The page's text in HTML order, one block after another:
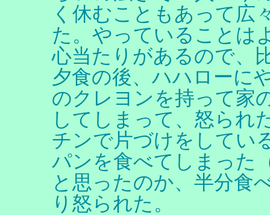
く休むこともあって広
た。やっていることは
心当たりがあるので、
夕食の後、ハハローに
のクレヨンを持って家
してしまって、怒られ
チンで片づけをしてい
パンを食べてしまった
と思ったのか、半分食
り怒られた。